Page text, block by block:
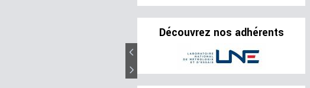
Découvrez nos adhérents